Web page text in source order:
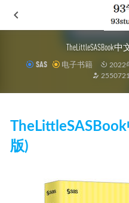
TheLittleSASBook
SAS 电子书籍 2022
版)
和希望，和路上从未断绝的一
三星内幕 李健熙的传奇人生